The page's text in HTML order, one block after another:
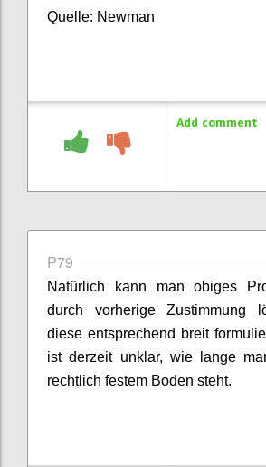
Quelle: Newman
Add comment
P79
Natürlich kann man obiges
durch vorherige Zustimmung
diese entsprechend breit
ist derzeit unklar, wie lange
rechtlich festem Boden steht.